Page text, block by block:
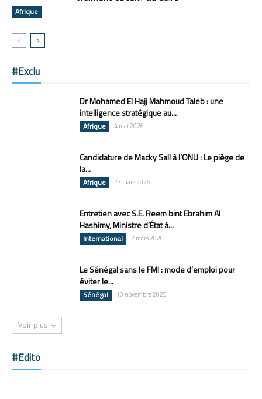
Afrique
#Exclu
Dr Mohamed El Hajj Mahmoud Taleb : une
intelligence stratégique au...
Afrique 4 mai 2026
Candidature de Macky Sall à l’ONU : Le piège de
la...
Afrique 27 mars 2026
Entretien avec S.E. Reem bint Ebrahim Al
Hashimy, Ministre d’État à...
International 2 mars 2026
Le Sénégal sans le FMI : mode d’emploi pour
éviter le...
Sénégal 10 novembre 2025
Voir plus
#Edito